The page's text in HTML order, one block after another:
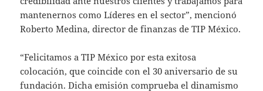
mantenernos como Líderes en el sector”, mencionó
Roberto Medina, director de finanzas de TIP México.
“Felicitamos a TIP México por esta exitosa
colocación, que coincide con el 30 aniversario de su
fundación. Dicha emisión comprueba el dinamismo